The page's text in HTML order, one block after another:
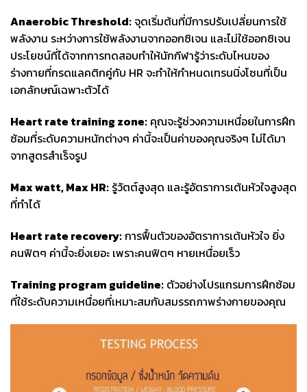
Anaerobic Threshold:จุดเริ่มต้นที่มีการปรับเปลี่ยนการใช้
พลังงาน ระหว่างการใช้พลังงานจากออกซิเจน และไม่ใช้ออกซิเจน
ประโยชน์ที่ได้จากการทดสอบทำให้นักกีฬารู้ว่าระดับไหนของ
ร่างกายที่กรดแลคติกคู่กับ HR จะทำให้กำหนดเทรนนิ่งโซนที่เป็น
เอกลักษณ์เฉพาะตัวได้
Heart rate training zone: คุณจะรู้ช่วงความเหนื่อยในการฝึก
ซ้อมที่ระดับความหนักต่างๆ ค่านี้จะเป็นค่าของคุณจริงๆ ไม่ได้มา
จากสูตรสำเร็จรูป
Max watt, Max HR: รู้วัตต์สูงสุด และรู้อัตราการเต้นหัวใจสูงสุด
ที่ทำได้
Heart rate recovery:การฟื้นตัวของอัตราการเต้นหัวใจ ยิ่ง
คนฟิตๆ ค่านี้จะยิ่งเยอะ เพราะคนฟิตๆ หายเหนื่อยเร็ว
Training program guideline: ตัวอย่างโปรแกรมการฝึกซ้อม
ที่ใช้ระดับความเหนื่อยที่เหมาะสมกับสมรรถภาพร่างกายของคุณ